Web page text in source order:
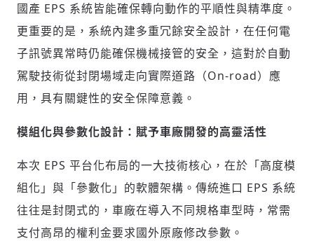
登入或註冊
歡迎您加入《旭時報》
掌握國際政經脈動
參與下一波全球科技革命
輸入 Email 驗證碼
請輸入發送到的驗證碼
驗證
國產 EPS 系統皆能確保轉向動作的平順性與精準度。
更重要的是，系統內建多重冗餘安全設計，在任何電
子訊號異常時仍能確保機械接管的安全，這對於自動
駕駛技術從封閉場域走向實際道路（On-road）應
用，具有關鍵性的安全保障意義。
模組化與參數化設計：賦予車廠開發的高靈活性
本次 EPS 平台化布局的一大技術核心，在於「高度模
組化」與「參數化」的軟體架構。傳統進口 EPS 系統
往往是封閉式的，車廠在導入不同規格車型時，常需
支付高昂的權利金要求國外原廠修改參數。